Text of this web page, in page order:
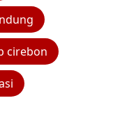
cirebon